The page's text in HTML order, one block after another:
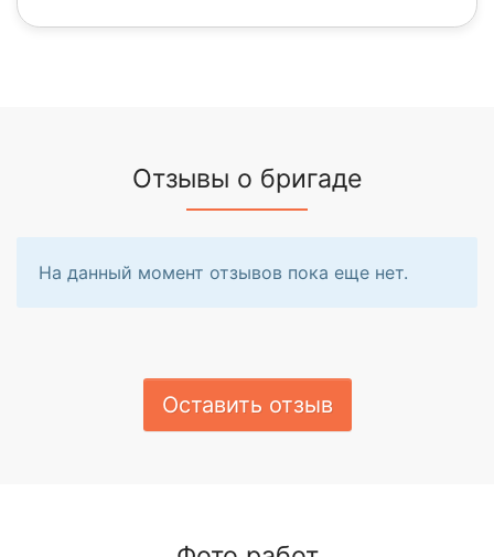
Отзывы о бригаде
На данный момент отзывов пока еще нет.
Оставить отзыв